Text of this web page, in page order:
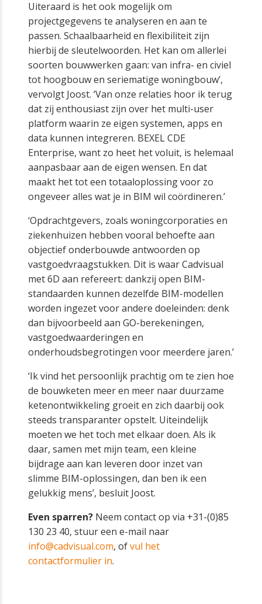
Uiteraard is het ook mogelijk om
projectgegevens te analyseren en aan te
passen. Schaalbaarheid en flexibiliteit zijn
hierbij de sleutelwoorden. Het kan om allerlei
soorten bouwwerken gaan: van infra- en civiel
tot hoogbouw en seriematige woningbouw’,
vervolgt Joost. ‘Van onze relaties hoor ik terug
dat zij enthousiast zijn over het multi-user
platform waarin ze eigen systemen, apps en
data kunnen integreren. BEXEL CDE
Enterprise, want zo heet het voluit, is helemaal
aanpasbaar aan de eigen wensen. En dat
maakt het tot een totaaloplossing voor zo
ongeveer alles wat je in BIM wil coördineren.’
‘Opdrachtgevers, zoals woningcorporaties en
ziekenhuizen hebben vooral behoefte aan
objectief onderbouwde antwoorden op
vastgoedvraagstukken. Dit is waar Cadvisual
met 6D aan refereert: dankzij open BIM-
standaarden kunnen dezelfde BIM-modellen
worden ingezet voor andere doeleinden: denk
dan bijvoorbeeld aan GO-berekeningen,
vastgoedwaarderingen en
onderhoudsbegrotingen voor meerdere jaren.’
‘Ik vind het persoonlijk prachtig om te zien hoe
de bouwketen meer en meer naar duurzame
ketenontwikkeling groeit en zich daarbij ook
steeds transparanter opstelt. Uiteindelijk
moeten we het toch met elkaar doen. Als ik
daar, samen met mijn team, een kleine
bijdrage aan kan leveren door inzet van
slimme BIM-oplossingen, dan ben ik een
gelukkig mens’, besluit Joost.
Even sparren? Neem contact op via +31-(0)85
130 23 40, stuur een e-mail naar
info@cadvisual.com, ofvul het
contactformulier in.